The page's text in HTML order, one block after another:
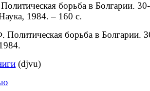
Политическая борьба в Болгарии.
1984. – 160 с.
(djvu)